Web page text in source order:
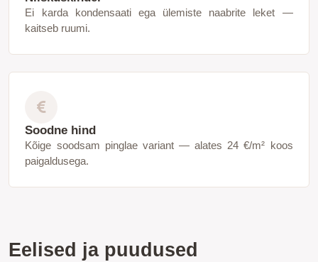
Ei karda kondensaati ega ülemiste naabrite leket —
kaitseb ruumi.
Soodne hind
Kõige soodsam pinglae variant — alates 24 €/m² koos
paigaldusega.
Eelised ja puudused